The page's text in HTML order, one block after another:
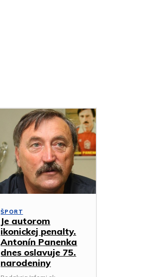
ŠPORT
Je autorom
ikonickej penalty.
Antonín Panenka
dnes oslavuje 75.
narodeniny